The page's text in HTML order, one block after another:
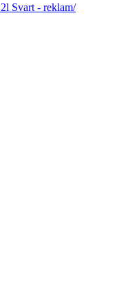
Svart - reklam/